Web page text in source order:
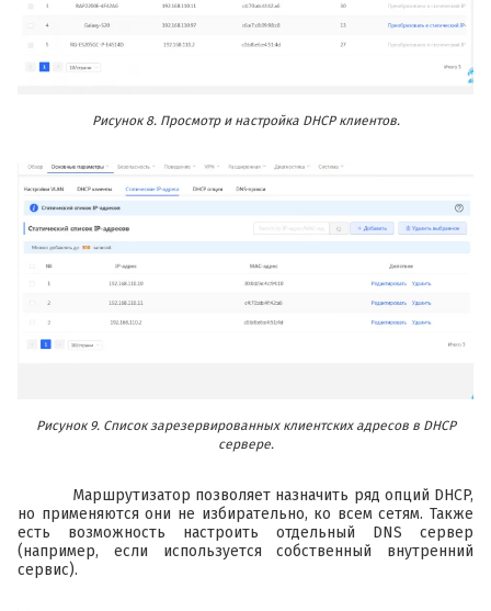
Рисунок 8. Просмотр и настройка DHCP клиентов.
Рисунок 9. Список зарезервированных клиентских адресов в DHCP
сервере.
Маршрутизатор позволяет назначить ряд опций DHCP,
но применяются они не избирательно, ко всем сетям. Также
есть возможность настроить отдельный DNS сервер
(например, если используется собственный внутренний
сервис).